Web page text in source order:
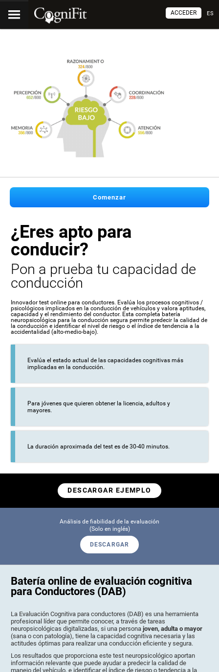
ES
ACCEDER
Comenzar
¿Eres apto para
conducir?
Pon a prueba tu capacidad de
conducción
Innovador test online para conductores. Evalúa los procesos cognitivos /
psicológicos implicados en la conducción de vehículos y valora aptitudes,
capacidad y el rendimiento del conductor. Esta completa batería
neuropsicológica para la conducción segura permite predecir la calidad de
la conducción e identificar el nivel de riesgo o el índice de tendencia a la
accidentalidad (alto-medio-bajo).
Evalúa el estado actual de las capacidades cognitivas más
implicadas en la conducción.
Para jóvenes que quieren obtener la licencia, adultos y
mayores.
La duración aproximada del test es de 30-40 minutos.
DESCARGAR EJEMPLO
Análisis de fiabilidad de la evaluación
(Solo en inglés)
DESCARGAR
Batería online de evaluación cognitiva
para Conductores (DAB)
La Evaluación Cognitiva para conductores (DAB) es una herramienta
profesional líder que permite conocer, a través de tareas
neuropsicológicas digitalizadas, si una personajoven, adulta o mayor
(sana o con patología), tiene la capacidad cognitiva necesaria y las
actitudes óptimas para realizar una conducción eficiente y segura.
Los resultados que proporciona este test neuropsicológico aportan
información relevante que puede ayudar a predecir la calidad de
manejo del vehículo, e identificar el índice de riesgo o tendencia a la